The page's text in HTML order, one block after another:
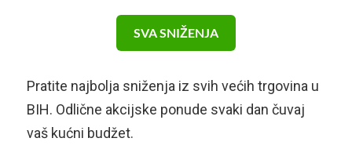
SVA SNIŽENJA
Pratite najbolja sniženja iz svih većih trgovina u
BIH. Odlične akcijske ponude svaki dan čuvaj
vaš kućni budžet.